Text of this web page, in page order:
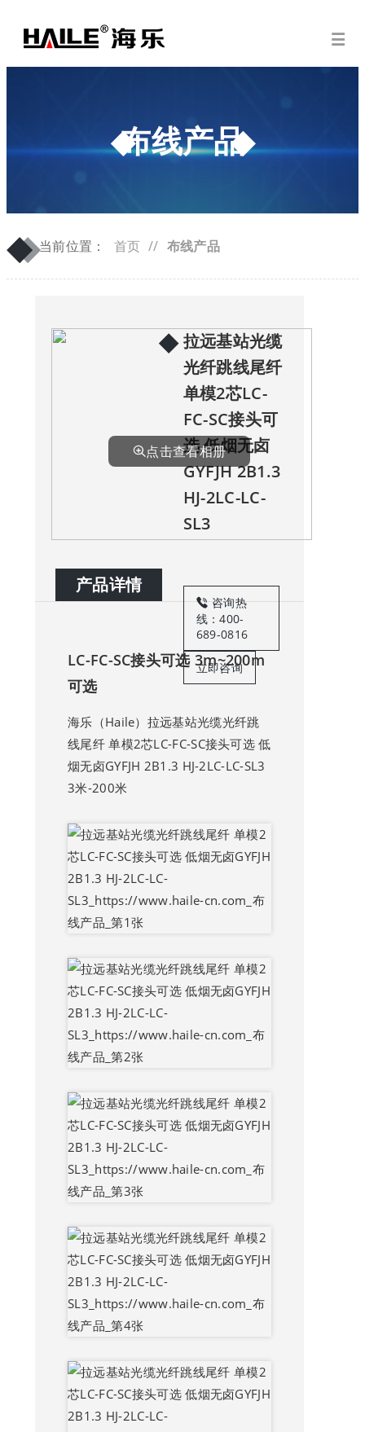
布线产品
◆
◆当前位置： 首页 // 布线产品
点击查看相册
◆ 拉远基站光缆
光纤跳线尾纤
单模2芯LC-
FC-SC接头可
选 低烟无卤
GYFJH 2B1.3
HJ-2LC-LC-
SL3
咨询热
线：400-
689-0816
立即咨询
产品详情
LC-FC-SC接头可选 3m~200m
可选
海乐（Haile）拉远基站光缆光纤跳
线尾纤 单模2芯LC-FC-SC接头可选 低
烟无卤GYFJH 2B1.3 HJ-2LC-LC-SL3
3米-200米